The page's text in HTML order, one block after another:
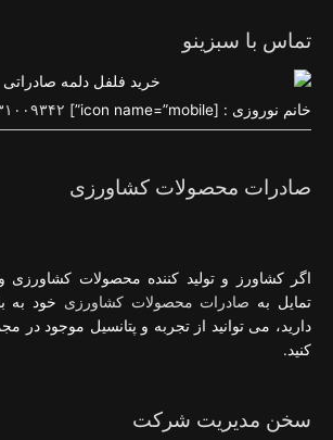
تماس با سبزینو
خانم نوروزی : [icon name=”mobile”]
صادرات محصولات کشاورزی
اگر کشاورز و تولید کننده محصولات کشاورزی
تمایل به صادرات محصولات کشاورزی خود به
دارید، می توانید از تجربه و پتانسیل موجود در
کنید.
سخن مدیریت شرکت